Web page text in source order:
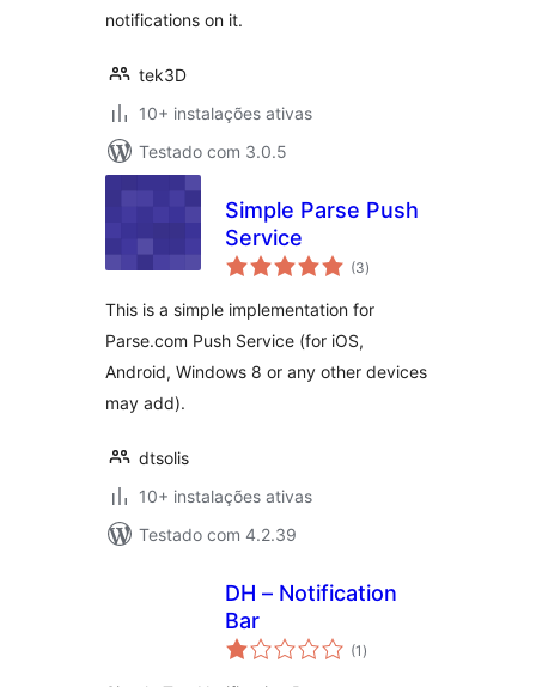
notifications on it.
tek3D
10+ instalações ativas
Testado com 3.0.5
Simple Parse Push
Service
(3avaliações
totais
)
This is a simple implementation for
Parse.com Push Service (for iOS,
Android, Windows 8 or any other devices
may add).
dtsolis
10+ instalações ativas
Testado com 4.2.39
DH – Notification
Bar
(1 avaliações
totais
)